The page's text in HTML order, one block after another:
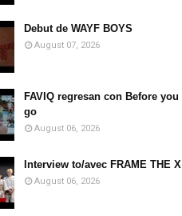
Debut de WAYF BOYS
August 07, 2026
FAVIQ regresan con Before you
go
August 06, 2026
Interview to/avec FRAME THE X
August 06, 2026